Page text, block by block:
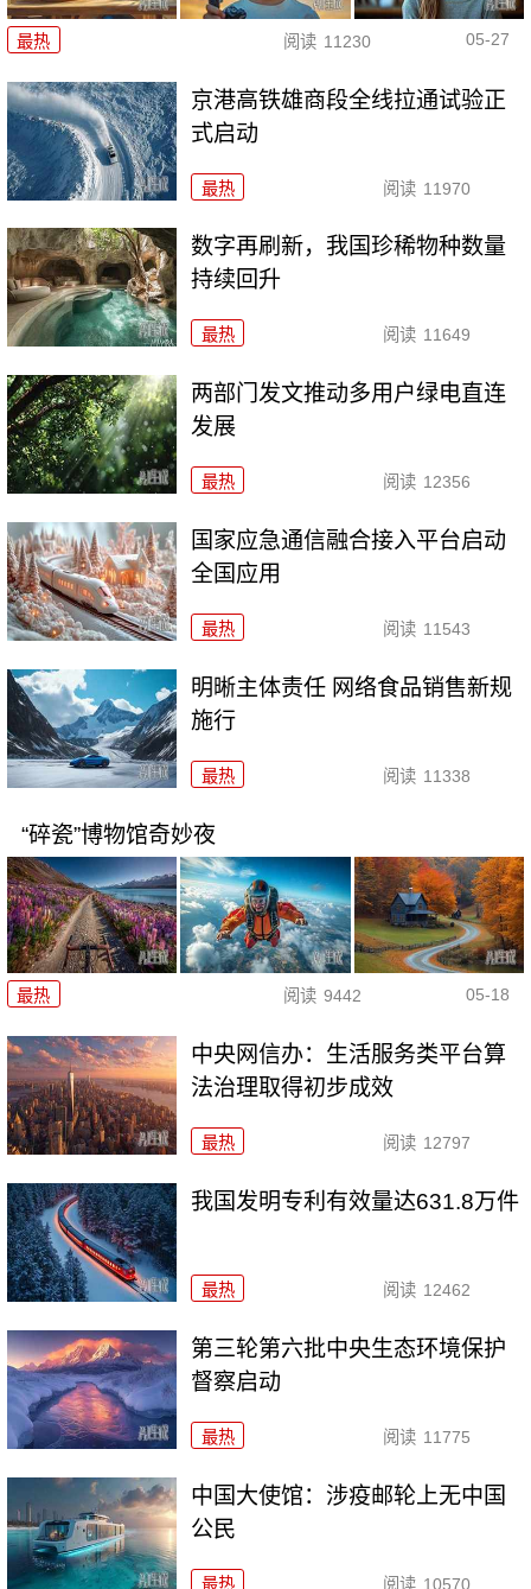
最热 阅读 11230 05-27
京港高铁雄商段全线拉通试验正
式启动
最热 阅读 11970
数字再刷新，我国珍稀物种数量
持续回升
最热 阅读 11649
两部门发文推动多用户绿电直连
发展
最热 阅读 12356
国家应急通信融合接入平台启动
全国应用
最热 阅读 11543
明晰主体责任 网络食品销售新规
施行
最热 阅读 11338
“碎瓷”博物馆奇妙夜
最热 阅读 9442 05-18
中央网信办：生活服务类平台算
法治理取得初步成效
最热 阅读 12797
我国发明专利有效量达631.8万件
最热 阅读 12462
第三轮第六批中央生态环境保护
督察启动
最热 阅读 11775
中国大使馆：涉疫邮轮上无中国
公民
最热 阅读 10570